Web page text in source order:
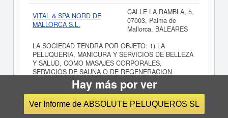
VITAL & SPA NORD DE
MALLORCA S.L.
CALLE LA RAMBLA, 5,
07003, Palma de
Mallorca, BALEARES
LA SOCIEDAD TENDRA POR OBJETO: 1) LA
PELUQUERIA, MANICURA Y SERVICIOS DE BELLEZA
Y SALUD, COMO MASAJES CORPORALES,
SERVICIOS DE SAUNA O DE REGENERACION
CORPORAL EN SU SENTIDO MAS AMPLIO. 2) LOS
SERVICIOS DE PINTURA, DECO
SUREDA & PORTALS SLL
CALLE LLIBERTAT, 31,
07013, Palma de
Hay más por ver
Ver Informe de ABSOLUTE PELUQUEROS SL